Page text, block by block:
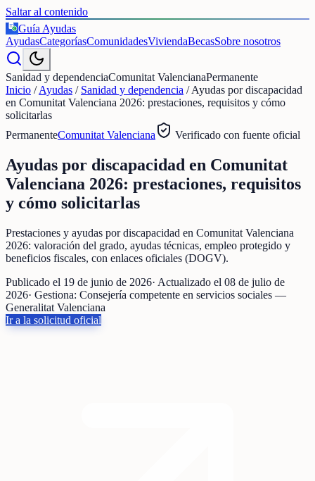
Saltar al contenido
€
Guía Ayudas
AyudasCategoríasComunidadesViviendaBecasSobre nosotros
Sanidad y dependenciaComunitat ValencianaPermanente
Inicio /Ayudas / Sanidad y dependencia /Ayudas por discapacidad
en Comunitat Valenciana 2026: prestaciones, requisitos y cómo
solicitarlas
PermanenteComunitat Valenciana Verificado con fuente oficial
Ayudas por discapacidad en Comunitat
Valenciana 2026: prestaciones, requisitos
y cómo solicitarlas
Prestaciones y ayudas por discapacidad en Comunitat Valenciana
2026: valoración del grado, ayudas técnicas, empleo protegido y
beneficios fiscales, con enlaces oficiales (DOGV).
Publicado el 19 de junio de 2026· Actualizado el 08 de julio de
2026· Gestiona: Consejería competente en servicios sociales —
Generalitat Valenciana
Ir a la solicitud oficial